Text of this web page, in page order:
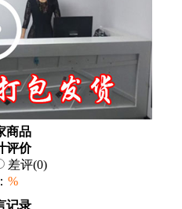
商品
评价
差评(0)
%
记录